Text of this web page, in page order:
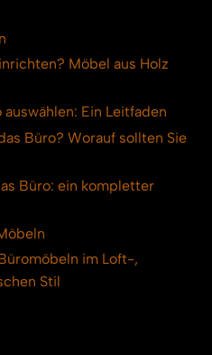
Möbel aus Holz
Ein Leitfaden
Büro? Worauf sollten Sie
Büro: ein kompletter
im Loft-,
Stil